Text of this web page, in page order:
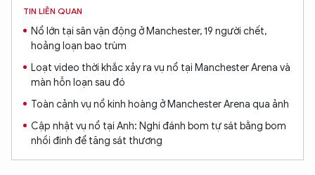
TIN LIÊN QUAN
Nổ lớn tại sân vận động ở Manchester, 19 người chết,
hoảng loạn bao trùm
Loạt video thời khắc xảy ra vụ nổ tại Manchester Arena và
màn hỗn loạn sau đó
Toàn cảnh vụ nổ kinh hoàng ở Manchester Arena qua ảnh
Cập nhật vụ nổ tại Anh: Nghi đánh bom tự sát bằng bom
nhồi đinh để tăng sát thương